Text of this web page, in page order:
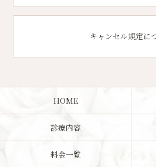
キャンセル規定に
HOME
診療内容
料金一覧